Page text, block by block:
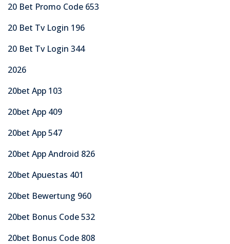
20 Bet Promo Code 653
20 Bet Tv Login 196
20 Bet Tv Login 344
2026
20bet App 103
20bet App 409
20bet App 547
20bet App Android 826
20bet Apuestas 401
20bet Bewertung 960
20bet Bonus Code 532
20bet Bonus Code 808